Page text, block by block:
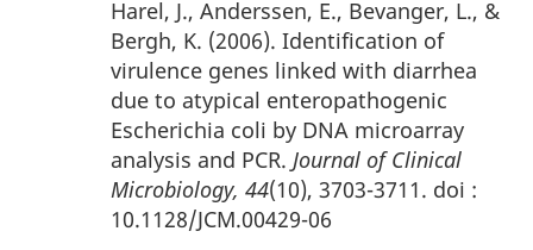
Harel, J., Anderssen, E., Bevanger, L., &
Bergh, K. (2006). Identification of
virulence genes linked with diarrhea
due to atypical enteropathogenic
Escherichia coli by DNA microarray
analysis and PCR. Journal of Clinical
Microbiology, 44(10), 3703-3711. doi :
10.1128/JCM.00429-06